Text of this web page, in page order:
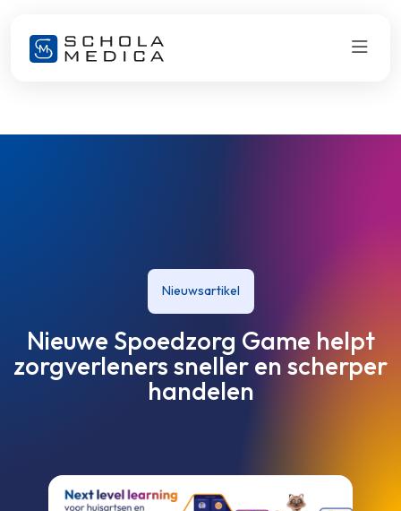
Nieuwsartikel
Nieuwe Spoedzorg Game helpt
zorgverleners sneller en scherper
handelen